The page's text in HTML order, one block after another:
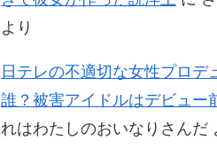
より
日テレの不適切な女性プロデ
誰？被害アイドルはデビュー
れはわたしのおいなりさんだ